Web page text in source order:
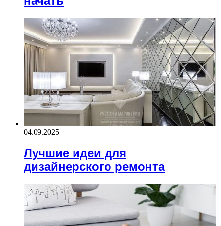
04.09.2025
Лучшие идеи для
дизайнерского ремонта